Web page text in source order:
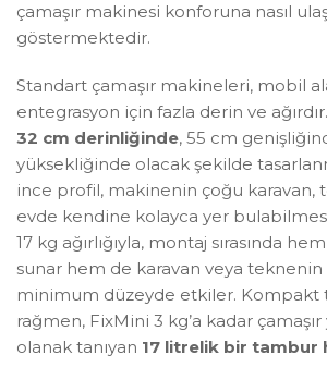
çamaşır makinesi konforuna nasıl
göstermektedir.
Standart çamaşır makineleri, mobil
entegrasyon için fazla derin ve
32 cm derinliğinde, 55 cm
yüksekliğinde olacak şekilde
ince profil, makinenin çoğu karavan,
evde kendine kolayca yer
17 kg ağırlığıyla, montaj sırasında
sunar hem de karavan veya teknenin
minimum düzeyde etkiler. Kompakt
rağmen, FixMini 3 kg’a kadar
olanak tanıyan 17 litrelik bir tambur